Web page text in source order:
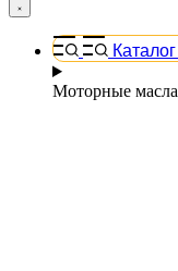
Каталог
Моторные масла